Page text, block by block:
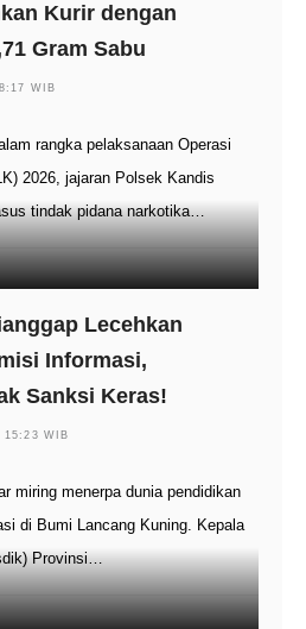
Kurir dengan
Gram Sabu
WIB
rangka pelaksanaan Operasi
2026, jajaran Polsek Kandis
tindak pidana narkotika…
Lecehkan
Informasi,
Sanksi Keras!
15:23 WIB
miring menerpa dunia pendidikan
di Bumi Lancang Kuning. Kepala
Provinsi…